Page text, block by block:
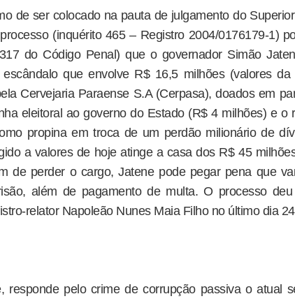
de ser colocado na pauta de julgamento do
(inquérito 465 – Registro 2004/0176179-1)
do Código Penal) que o governador Simão
que envolve R$ 16,5 milhões (valores da
Cervejaria Paraense S.A (Cerpasa), doados em
eleitoral ao governo do Estado (R$ 4 milhões) e o
propina em troca de um perdão milionário de
a valores de hoje atinge a casa dos R$ 45
de perder o cargo, Jatene pode pegar pena que
além de pagamento de multa. O processo
relator Napoleão Nunes Maia Filho no último dia
responde pelo crime de corrupção passiva o atual